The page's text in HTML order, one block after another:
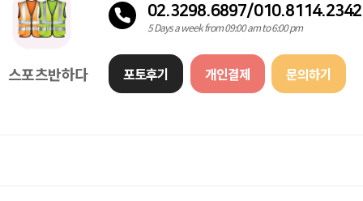
02.3298.6897/010.8114.2342
5 Days a week from 09:00 am to 6:00 pm
포토후기 개인결제 문의하기
스포츠반하다